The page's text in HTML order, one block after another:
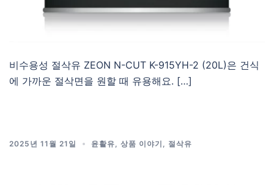
비수용성 절삭유 ZEON N-CUT K-915YH-2 (20L)은 건식
에 가까운 절삭면을 원할 때 유용해요. […]
2025년 11월 21일 윤활유 상품 이야기 절삭유